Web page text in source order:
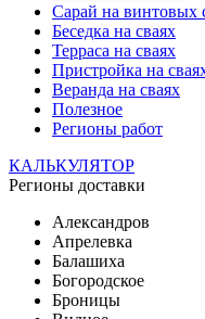
Сарай на винтовых
Беседка на сваях
Терраса на сваях
Пристройка на
Веранда на сваях
Полезное
Регионы работ
КАЛЬКУЛЯТОР
Регионы доставки
Александров
Апрелевка
Балашиха
Богородское
Броницы